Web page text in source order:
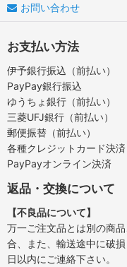
お問い合わせ
お支払い方法
伊予銀行振込（前払い）
PayPay銀行振込
ゆうちょ銀行（前払い）
三菱UFJ銀行（前払い）
郵便振替（前払い）
各種クレジットカード決済
PayPayオンライン決済
返品・交換について
【不良品について】
万一ご注文品とは別の商
合、また、輸送途中に破
日以内にご連絡下さい。